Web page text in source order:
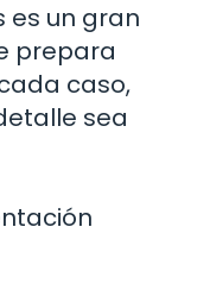
es un gran
prepara
caso,
sea